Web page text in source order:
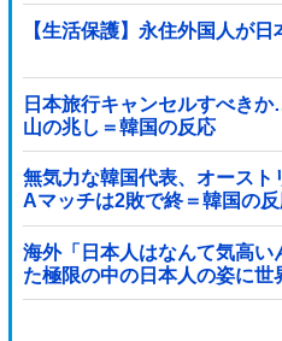
【生活保護】永住外国人が日
日本旅行キャンセルすべき
山の兆し＝韓国の反応
無気力な韓国代表、オース
Aマッチは2敗で終＝韓国の
海外「日本人はなんて気高い
た極限の中の日本人の姿に世